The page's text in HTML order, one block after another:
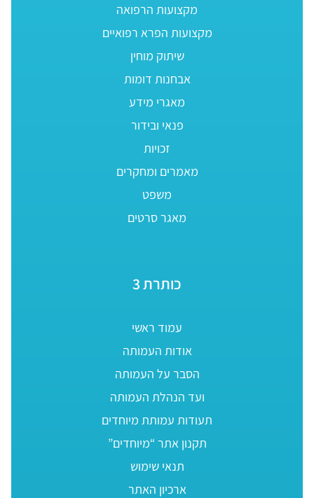
מקצועות הרפואה
מקצועות הפרא רפואיים
שיתוק מוחין
אבחנות דומות
מאגרי מידע
פנאי ובידור
זכויות
מאמרים ומחקרים
משפט
מאגר סרטים
כותרת 3
עמוד ראשי
אודות העמותה
הסבר על העמותה
ועד הנהלת העמותה
תעודות עמותת מיוחדים
תקנון אתר “מיוחדים”
תנאי שימוש
ארכיון האתר